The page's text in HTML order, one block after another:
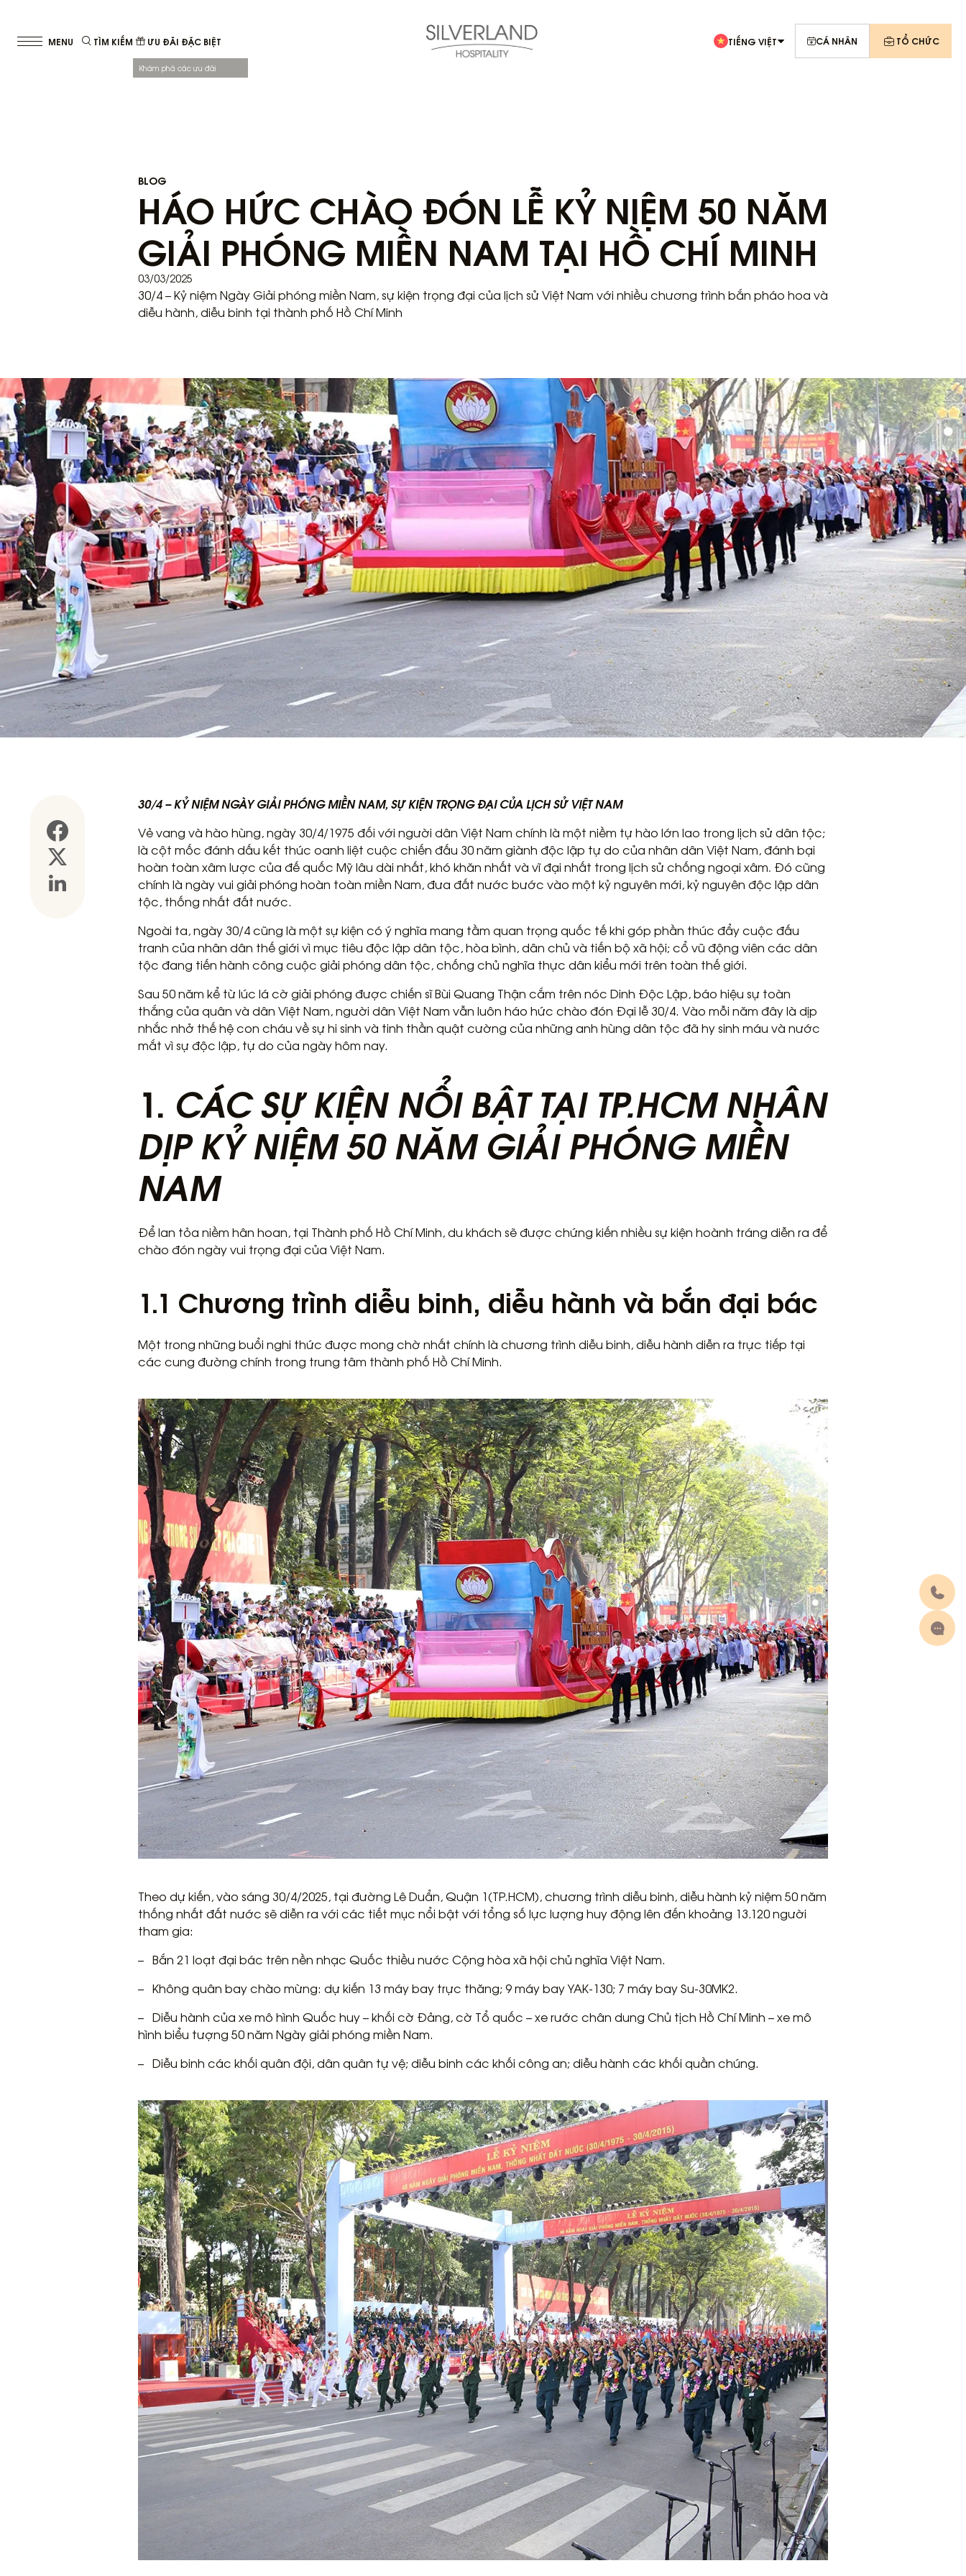
TÌM KIẾM ƯU ĐÃI ĐẶC BIỆT
Khám phá các ưu đãi
TIẾNG VIỆT CÁ NHÂN TỔ CHỨC
BLOG
HÁO HỨC CHÀO ĐÓN LỄ KỶ NIỆM 50 NĂM
GIẢI PHÓNG MIỀN NAM TẠI HỒ CHÍ MINH
03/03/2025
30/4 – Kỷ niệm Ngày Giải phóng miền Nam, sự kiện trọng đại của lịch sử Việt Nam với nhiều chương trình bắn pháo hoa và
diễu hành, diễu binh tại thành phố Hồ Chí Minh
30/4 – KỶ NIỆM NGÀY GIẢI PHÓNG MIỀN NAM, SỰ KIỆN TRỌNG ĐẠI CỦA LỊCH SỬ VIỆT NAM
Vẻ vang và hào hùng, ngày 30/4/1975 đối với người dân Việt Nam chính là một niềm tự hào lớn lao trong lịch sử dân tộc;
là cột mốc đánh dấu kết thúc oanh liệt cuộc chiến đấu 30 năm giành độc lập tự do của nhân dân Việt Nam, đánh bại
hoàn toàn xâm lược của đế quốc Mỹ lâu dài nhất, khó khăn nhất và vĩ đại nhất trong lịch sử chống ngoại xâm. Đó cũng
chính là ngày vui giải phóng hoàn toàn miền Nam, đưa đất nước bước vào một kỷ nguyên mới, kỷ nguyên độc lập dân
tộc, thống nhất đất nước.
Ngoài ta, ngày 30/4 cũng là một sự kiện có ý nghĩa mang tầm quan trọng quốc tế khi góp phần thúc đẩy cuộc đấu
tranh của nhân dân thế giới vì mục tiêu độc lập dân tộc, hòa bình, dân chủ và tiến bộ xã hội; cổ vũ động viên các dân
tộc đang tiến hành công cuộc giải phóng dân tộc, chống chủ nghĩa thực dân kiểu mới trên toàn thế giới.
Sau 50 năm kể từ lúc lá cờ giải phóng được chiến sĩ Bùi Quang Thận cắm trên nóc Dinh Độc Lập, báo hiệu sự toàn
thắng của quân và dân Việt Nam, người dân Việt Nam vẫn luôn háo hức chào đón Đại lễ 30/4. Vào mỗi năm đây là dịp
nhắc nhở thế hệ con cháu về sự hi sinh và tinh thần quật cường của những anh hùng dân tộc đã hy sinh máu và nước
mắt vì sự độc lập, tự do của ngày hôm nay.
1. CÁC SỰ KIỆN NỔI BẬT TẠI TP.HCM NHÂN
DỊP KỶ NIỆM 50 NĂM GIẢI PHÓNG MIỀN
NAM
Để lan tỏa niềm hân hoan, tại Thành phố Hồ Chí Minh, du khách sẽ được chứng kiến nhiều sự kiện hoành tráng diễn ra để
chào đón ngày vui trọng đại của Việt Nam.
1.1 Chương trình diễu binh, diễu hành và bắn đại bác
Một trong những buổi nghi thức được mong chờ nhất chính là chương trình diễu binh, diễu hành diễn ra trực tiếp tại
các cung đường chính trong trung tâm thành phố Hồ Chí Minh.
Theo dự kiến, vào sáng 30/4/2025, tại đường Lê Duẩn, Quận 1(TP.HCM), chương trình diễu binh, diễu hành kỷ niệm 50 năm
thống nhất đất nước sẽ diễn ra với các tiết mục nổi bật với tổng số lực lượng huy động lên đến khoảng 13.120 người
tham gia:
– Bắn 21 loạt đại bác trên nền nhạc Quốc thiều nước Cộng hòa xã hội chủ nghĩa Việt Nam.
– Không quân bay chào mừng: dự kiến 13 máy bay trực thăng; 9 máy bay YAK-130; 7 máy bay Su-30MK2.
– Diễu hành của xe mô hình Quốc huy – khối cờ Đảng, cờ Tổ quốc – xe rước chân dung Chủ tịch Hồ Chí Minh – xe mô
hình biểu tượng 50 năm Ngày giải phóng miền Nam.
– Diễu binh các khối quân đội, dân quân tự vệ; diễu binh các khối công an; diễu hành các khối quần chúng.